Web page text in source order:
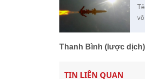
vô
Thanh Bình (lược dịch)
TIN LIÊN QUAN